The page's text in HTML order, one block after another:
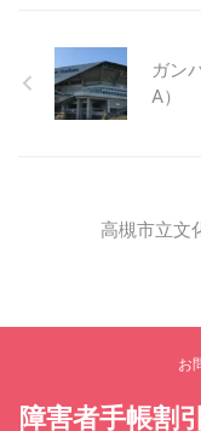
ガン
A）
高槻市立文
お
障害者手帳割